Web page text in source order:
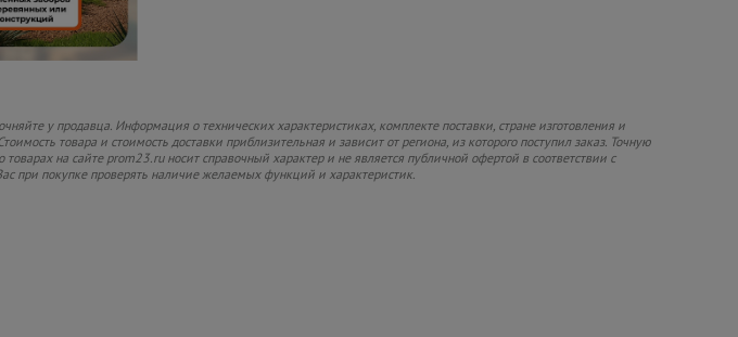
у продавца. Информация о технических характеристиках, комплекте поставки, стране изготовления и
товара и стоимость доставки приблизительная и зависит от региона, из которого поступил заказ. Точную
на сайте prom23.ru носит справочный характер и не является публичной офертой в соответствии с
при покупке проверять наличие желаемых функций и характеристик.